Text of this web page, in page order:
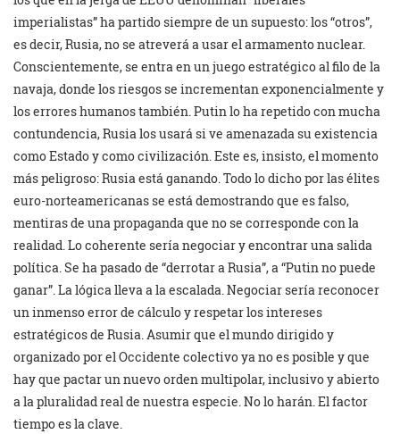
imperialistas” ha partido siempre de un supuesto: los “otros”,
es decir, Rusia, no se atreverá a usar el armamento nuclear.
Conscientemente, se entra en un juego estratégico al filo de la
navaja, donde los riesgos se incrementan exponencialmente y
los errores humanos también. Putin lo ha repetido con mucha
contundencia, Rusia los usará si ve amenazada su existencia
como Estado y como civilización. Este es, insisto, el momento
más peligroso: Rusia está ganando. Todo lo dicho por las élites
euro-norteamericanas se está demostrando que es falso,
mentiras de una propaganda que no se corresponde con la
realidad. Lo coherente sería negociar y encontrar una salida
política. Se ha pasado de “derrotar a Rusia”, a “Putin no puede
ganar”. La lógica lleva a la escalada. Negociar sería reconocer
un inmenso error de cálculo y respetar los intereses
estratégicos de Rusia. Asumir que el mundo dirigido y
organizado por el Occidente colectivo ya no es posible y que
hay que pactar un nuevo orden multipolar, inclusivo y abierto
a la pluralidad real de nuestra especie. No lo harán. El factor
tiempo es la clave.